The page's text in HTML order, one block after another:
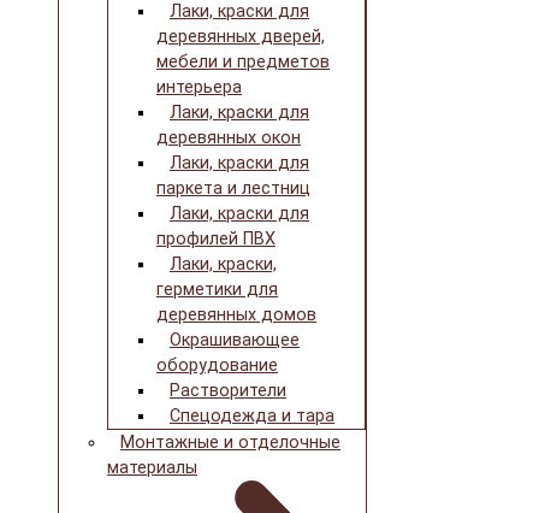
Лаки, краски для
деревянных дверей,
мебели и предметов
интерьера
Лаки, краски для
деревянных окон
Лаки, краски для
паркета и лестниц
Лаки, краски для
профилей ПВХ
Лаки, краски,
герметики для
деревянных домов
Окрашивающее
оборудование
Растворители
Спецодежда и тара
Монтажные и отделочные
материалы